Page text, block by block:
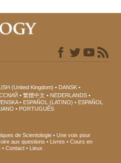
(United Kingdom)
DANSK
繁體中文
NEDERLANDS
ESPAÑOL (LATINO)
ESPAÑOL
PORTUGUÊS
de Scientologie
Une voix pour
aux questions Livres
Cours en
Contact Lieux